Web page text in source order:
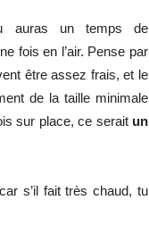
auras un temps de
fois en l’air. Pense par
être assez frais, et le
de la taille minimale
sur place, ce serait un
s’il fait très chaud, tu